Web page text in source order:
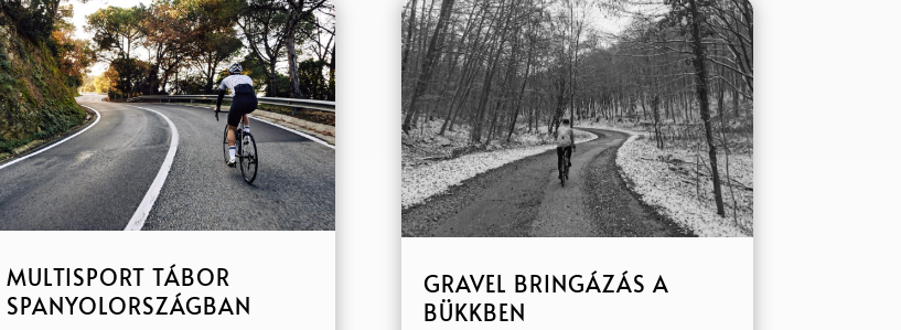
MULTISPORT TÁBOR
SPANYOLORSZÁGBAN
GRAVEL BRINGÁZÁS A
BÜKKBEN